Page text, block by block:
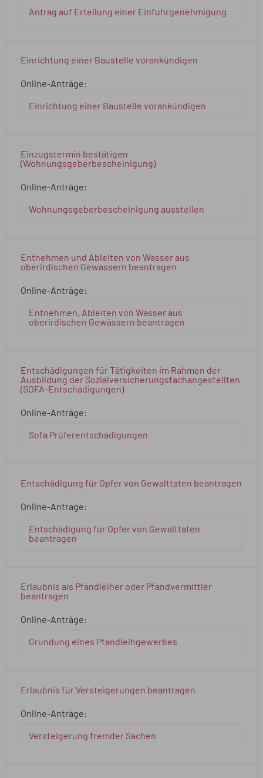
Antrag auf Erteilung einer Einfuhrgenehmigung
Einrichtung einer Baustelle vorankündigen
Online-Anträge:
Einrichtung einer Baustelle vorankündigen
Einzugstermin bestätigen
(Wohnungsgeberbescheinigung)
Online-Anträge:
Wohnungsgeberbescheinigung ausstellen
Entnehmen und Ableiten von Wasser aus
oberirdischen Gewässern beantragen
Online-Anträge:
Entnehmen, Ableiten von Wasser aus
oberirdischen Gewässern beantragen
Entschädigungen für Tätigkeiten im Rahmen der
Ausbildung der Sozialversicherungsfachangestellten
(SOFA-Entschädigungen)
Online-Anträge:
Sofa Prüferentschädigungen
Entschädigung für Opfer von Gewalttaten beantragen
Online-Anträge:
Entschädigung für Opfer von Gewalttaten
beantragen
Erlaubnis als Pfandleiher oder Pfandvermittler
beantragen
Online-Anträge:
Gründung eines Pfandleihgewerbes
Erlaubnis für Versteigerungen beantragen
Online-Anträge:
Versteigerung fremder Sachen